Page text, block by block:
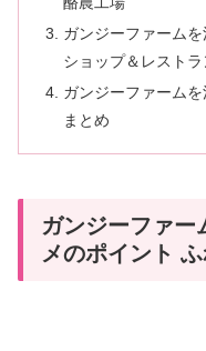
ガンジーファーム
ショップ＆レストラ
ガンジーファーム
まとめ
ガンジーファー
メのポイント